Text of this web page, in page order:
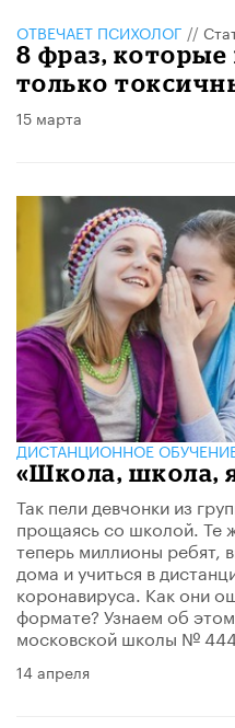
ОТВЕЧАЕТ ПСИХОЛОГ //
8 фраз, которые
только
15 марта
ДИСТАНЦИОННОЕ
«Школа, школа,
Так пели девчонки из
прощаясь со школой. Те
теперь миллионы ребят,
дома и учиться в
коронавируса. Как они
формате? Узнаем об
московской школы №
14 апреля